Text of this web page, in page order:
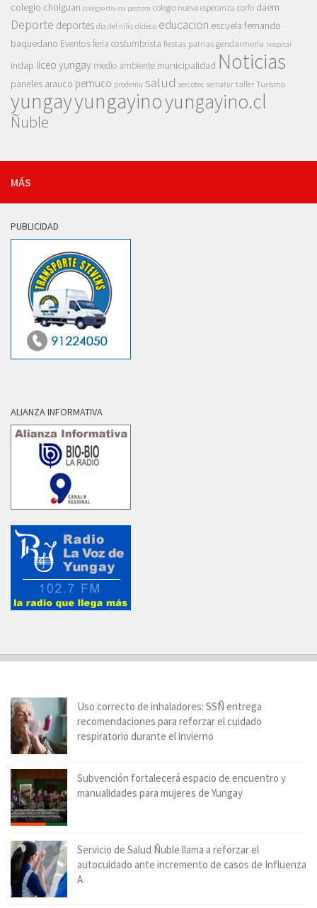
colegio cholguan colegio divina pastora colegio nueva esperanza corfo daem
Deporte deportes dia del niño dideco educacion escuela fernando
baquedano Eventosferia costumbrista fiestas patrias gendarmeria hospital
indap liceo yungay medio ambiente municipalidad Noticias
paneles arauco pemuco prodemu salud sercotec sernatur taller Turismo
yungayyungayinoyungayino.cl
Ñuble
MÁS
PUBLICIDAD
ALIANZA INFORMATIVA
Uso correcto de inhaladores: SSÑ entrega
recomendaciones para reforzar el cuidado
respiratorio durante el invierno
Subvención fortalecerá espacio de encuentro y
manualidades para mujeres de Yungay
Servicio de Salud Ñuble llama a reforzar el
autocuidado ante incremento de casos de Influenza
A